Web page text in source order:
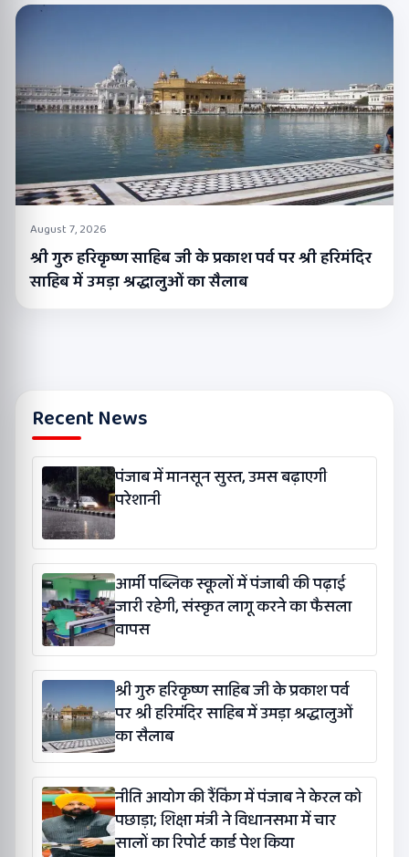
August 7, 2026
श्री गुरु हरिकृष्ण साहिब जी के प्रकाश पर्व पर श्री हरिमंदिर
साहिब में उमड़ा श्रद्धालुओं का सैलाब
Recent News
पंजाब में मानसून सुस्त, उमस बढ़ाएगी
परेशानी
आर्मी पब्लिक स्कूलों में पंजाबी की पढ़ाई
जारी रहेगी, संस्कृत लागू करने का फैसला
वापस
श्री गुरु हरिकृष्ण साहिब जी के प्रकाश पर्व
पर श्री हरिमंदिर साहिब में उमड़ा श्रद्धालुओं
का सैलाब
नीति आयोग की रैंकिंग में पंजाब ने केरल को
पछाड़ा; शिक्षा मंत्री ने विधानसभा में चार
सालों का रिपोर्ट कार्ड पेश किया